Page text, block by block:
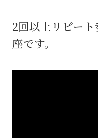
2回以上リピー
座です。